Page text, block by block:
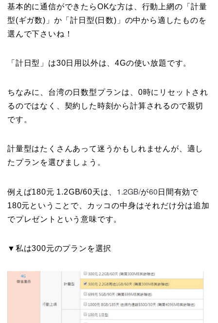
基本的に通信ができたらOKな方は、行動上網の「計量
型(ギガ数)」か「計日型(日数)」の中から適したものを
選んで下さいね！
「計日型」は30日用以外は、4Gの使い放題です。
ちなみに、台湾の日数型プランは、0時にリセットされ
るのではなく、契約した時刻から計算されるので親切
です。
計量型はたくさんあって迷うかもしれませんが、適し
たプランを選びましょう。
例えば180元 1.2GB/60天は、 1.2GB/が60 日間有効で
180元ということで、カッコの中身はそれだけ分は追加
でプレゼントという意味です。
▼私は300元のプランを選択